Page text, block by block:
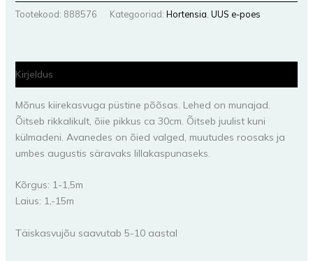
Tootekood: 888576 Kategooriad: Hortensia UUS e-poes
Kirjeldus
Mõnus kiirekasvuga püstine põõsas. Lehed on munajad.
Õitseb rikkalikult, õiie pikkus ca 30cm. Õitseb juulist kuni
külmadeni. Avanedes on õied valged, muutudes roosaks ja
umbes augustis säravaks lillakaspunaseks.
Kõrgus: 1-1,5m
Laius: 1,-15m
Täiskasvujõu saavutab 5-10 aastal